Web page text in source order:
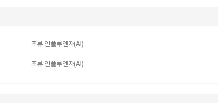
조류 인플루엔자(AI)
조류 인플루엔자(AI)